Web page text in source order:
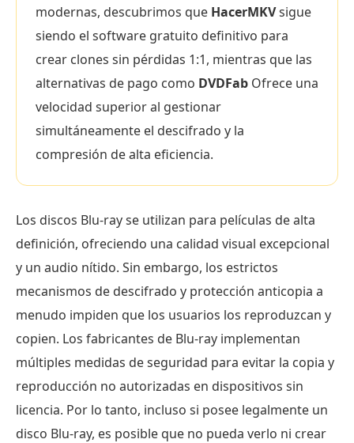
modernas, descubrimos que HacerMKVsigue
siendo el software gratuito definitivo para
crear clones sin pérdidas 1:1, mientras que las
alternativas de pago como DVDFab Ofrece una
velocidad superior al gestionar
simultáneamente el descifrado y la
compresión de alta eficiencia.
Los discos Blu-ray se utilizan para películas de alta
definición, ofreciendo una calidad visual excepcional
y un audio nítido. Sin embargo, los estrictos
mecanismos de descifrado y protección anticopia a
menudo impiden que los usuarios los reproduzcan y
copien. Los fabricantes de Blu-ray implementan
múltiples medidas de seguridad para evitar la copia y
reproducción no autorizadas en dispositivos sin
licencia. Por lo tanto, incluso si posee legalmente un
disco Blu-ray, es posible que no pueda verlo ni crear